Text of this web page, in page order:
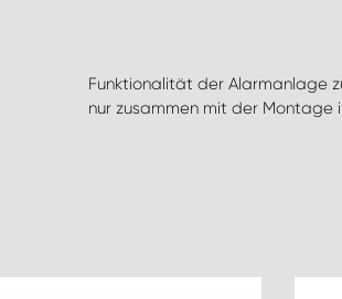
nur zusammen mit der Montage